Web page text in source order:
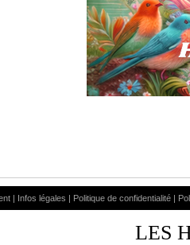
| Infos légales | Politique de confidentialité |
LES